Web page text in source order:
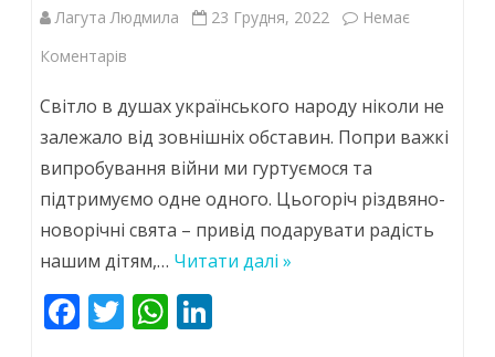
Лагута Людмила 23 Грудня, 2022
Немає
Коментарів
ніякі
вороги
не
українських
Світло в душах українського народу ніколи не
залежало від зовнішніх обставин. Попри важкі
випробування війни ми гуртуємося та
підтримуємо одне одного. Цьогоріч різдвяно-
новорічні свята – привід подарувати радість
нашим дітям,… Читати далі »
F T W